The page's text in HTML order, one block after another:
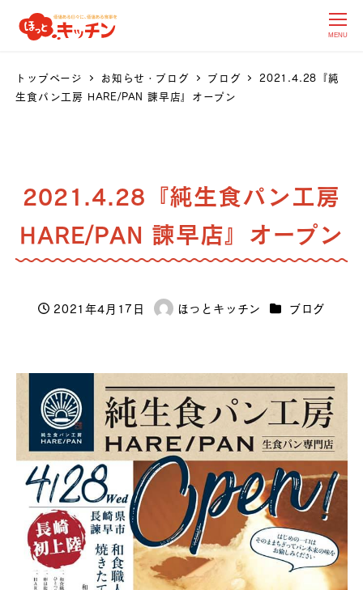
MENU
トップページ お知らせ・ブログ ブログ
2021.4.28『純
生食パン工房 HARE/PAN 諫早店』オープン
2021.4.28『純生食パン工房
HARE/PAN 諫早店』オープン
投稿日
2021年4月17日
著
ほっとキッチン カテゴリー
ブログ